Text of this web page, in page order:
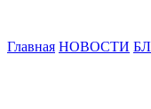
Главная НОВОСТИ